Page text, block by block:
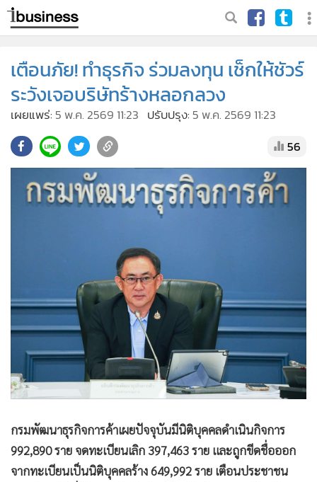
เตือนภัย! ทำธุรกิจ ร่วมลงทุน เช็กให้ชัวร์
ระวังเจอบริษัทร้างหลอกลวง
เผยแพร่:5 พ.ค. 2569 11:23 ปรับปรุง:5 พ.ค. 2569 11:23
56
กรมพัฒนาธุรกิจการค้าเผยปัจจุบันมีนิติบุคคลดำเนินกิจการ
992,890 ราย จดทะเบียนเลิก 397,463 ราย และถูกขีดชื่อออก
จากทะเบียนเป็นนิติบุคคลร้าง 649,992 ราย เตือนประชาชน